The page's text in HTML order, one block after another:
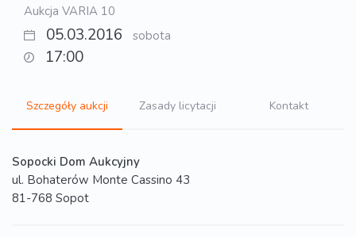
Aukcja VARIA 10
05.03.2016 sobota
17:00
Szczegóły aukcji Zasady licytacji Kontakt
Sopocki Dom Aukcyjny
ul. Bohaterów Monte Cassino 43
81-768 Sopot